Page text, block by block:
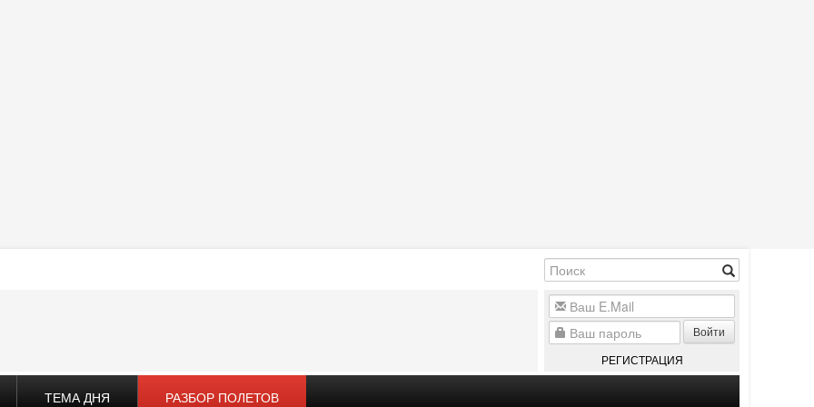
Войти
РЕГИСТРАЦИЯ
ТЕМА ДНЯ РАЗБОР ПОЛЕТОВ